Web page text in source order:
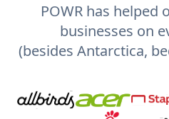
POWR has helped
businesses on
(besides Antarctica,